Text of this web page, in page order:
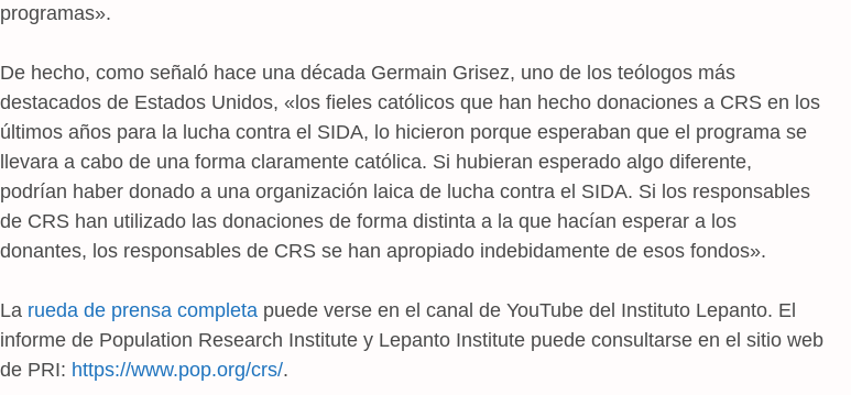
programas».
De hecho, como señaló hace una década Germain Grisez, uno de los teólogos más
destacados de Estados Unidos, «los fieles católicos que han hecho donaciones a CRS en los
últimos años para la lucha contra el SIDA, lo hicieron porque esperaban que el programa se
llevara a cabo de una forma claramente católica. Si hubieran esperado algo diferente,
podrían haber donado a una organización laica de lucha contra el SIDA. Si los responsables
de CRS han utilizado las donaciones de forma distinta a la que hacían esperar a los
donantes, los responsables de CRS se han apropiado indebidamente de esos fondos».
La rueda de prensa completa puede verse en el canal de YouTube del Instituto Lepanto. El
informe de Population Research Institute y Lepanto Institute puede consultarse en el sitio web
de PRI: https://www.pop.org/crs/.